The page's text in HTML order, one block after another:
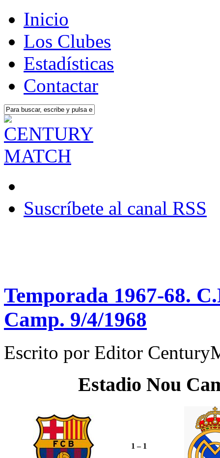
Inicio
Los Clubes
Estadísticas
Contactar
Suscríbete al canal RSS
Temporada 1967-68.
Camp. 9/4/1968
Escrito por Editor
Estadio Nou
1 – 1